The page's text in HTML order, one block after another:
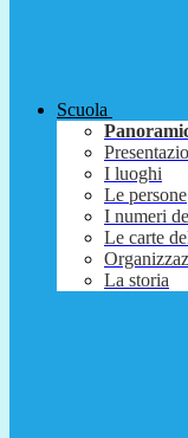
Scuola
I luoghi
Le persone
I numeri
Le carte
La storia